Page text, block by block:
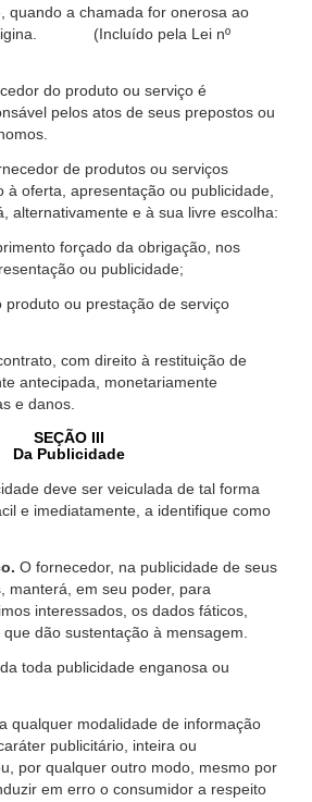
quando a chamada for onerosa ao
(Incluído pela Lei nº
do produto ou serviço é
pelos atos de seus prepostos ou
de produtos ou serviços
à oferta, apresentação ou publicidade,
alternativamente e à sua livre escolha:
forçado da obrigação, nos
ou publicidade;
produto ou prestação de serviço
com direito à restituição de
antecipada, monetariamente
e danos.
SEÇÃO III
Da Publicidade
deve ser veiculada de tal forma
e imediatamente, a identifique como
O fornecedor, na publicidade de seus
manterá, em seu poder, para
interessados, os dados fáticos,
dão sustentação à mensagem.
toda publicidade enganosa ou
qualquer modalidade de informação
publicitário, inteira ou
por qualquer outro modo, mesmo por
em erro o consumidor a respeito